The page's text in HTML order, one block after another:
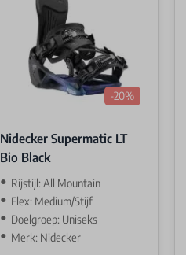
-20%
Nidecker Supermatic LT
Bio Black
Rijstijl: All Mountain
Flex: Medium/Stijf
Doelgroep: Uniseks
Merk: Nidecker